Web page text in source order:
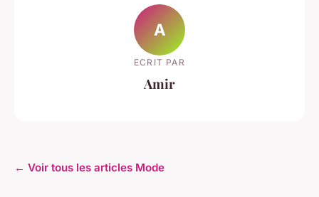
A
ECRIT PAR
Amir
← Voir tous les articles Mode